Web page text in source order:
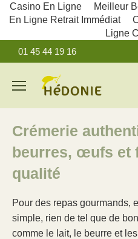
Casino En Ligne Meilleur
En Ligne Retrait Immédiat
Ligne
Passer
01 45 44 19 16
Crémerie
beurres, œufs et
qualité
Pour des repas gourmands,
simple, rien de tel que de
comme le lait, le beurre et